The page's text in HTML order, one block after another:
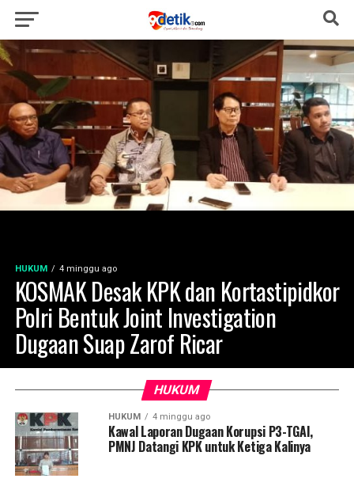
HUKUM 4 minggu ago
KOSMAK Desak KPK dan Kortastipidkor
Polri Bentuk Joint Investigation
Dugaan Suap Zarof Ricar
HUKUM
HUKUM 4 minggu ago
Kawal Laporan Dugaan Korupsi P3-TGAI,
PMNJ Datangi KPK untuk Ketiga Kalinya